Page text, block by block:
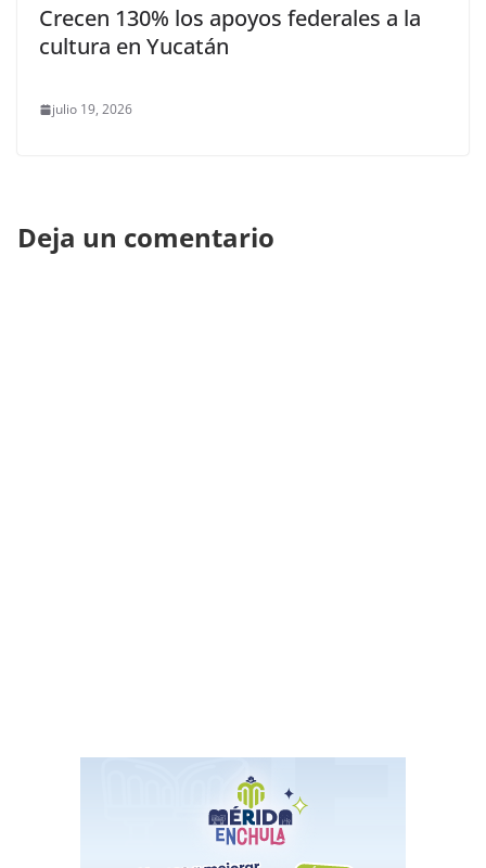
Crecen 130% los apoyos federales a la
cultura en Yucatán
julio 19, 2026
Deja un comentario